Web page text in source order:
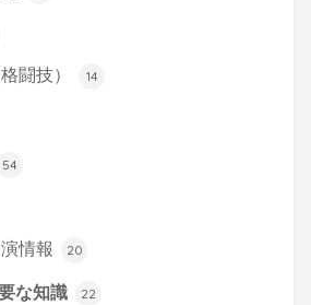
闘技） 14
54
情報 20
な知識 22